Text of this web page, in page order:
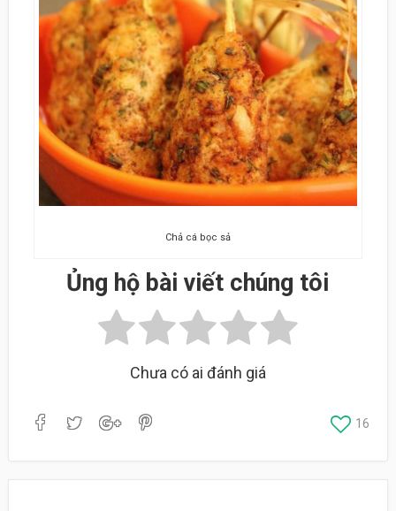
Chả cá bọc sả
Ủng hộ bài viết chúng tôi
Chưa có ai đánh giá
16